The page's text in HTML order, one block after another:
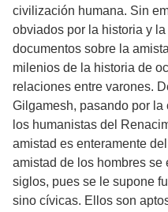
civilización humana. Sin
obviados por la historia y
documentos sobre la
milenios de la historia de
relaciones entre varones.
Gilgamesh, pasando por la
los humanistas del
amistad es enteramente
amistad de los hombres
siglos, pues se le supone
sino cívicas. Ellos son